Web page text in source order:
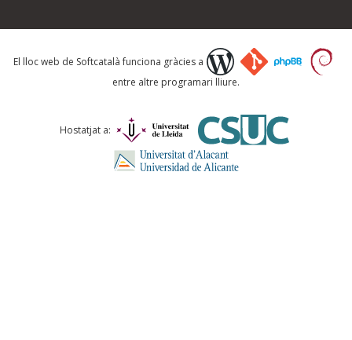
Què proposeu?
Comentari *
El lloc web de Softcatalà funciona gràcies a
entre altre programari lliure.
Hostatjat a: